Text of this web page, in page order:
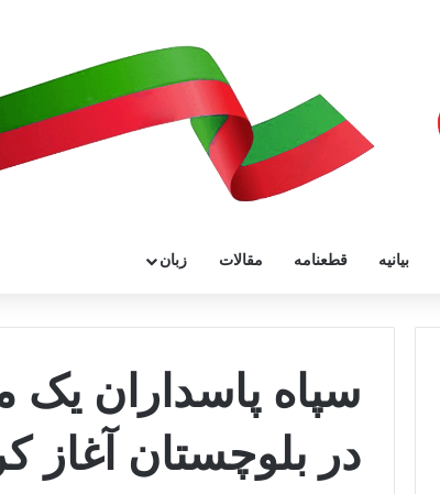
بیانیه قطعنامه مقالات زبان
سپاه پاسداران
در بلوچستان آغاز